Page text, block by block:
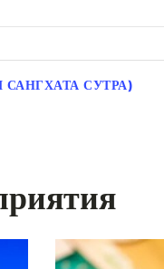
СУТРА)